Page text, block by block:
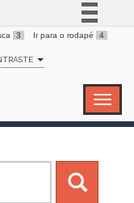
BR
Canais
3 Ir para o rodapé 4